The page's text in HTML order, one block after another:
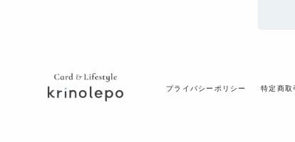
プライバシーポリシー 特定商取